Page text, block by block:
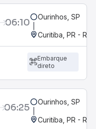
06:10 Ourinhos, SP
Curitiba, PR -
Embarque
direto
06:25 Ourinhos, SP
Curitiba, PR -